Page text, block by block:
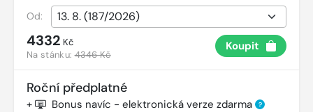
Od:
4332 Kč
Na stánku:4346 Kč
Koupit
Roční předplatné
+ Bonus navíc - elektronická verze zdarma ?